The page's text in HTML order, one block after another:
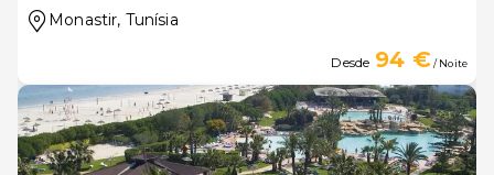
Monastir, Tunísia
Desde 94 €/ Noite